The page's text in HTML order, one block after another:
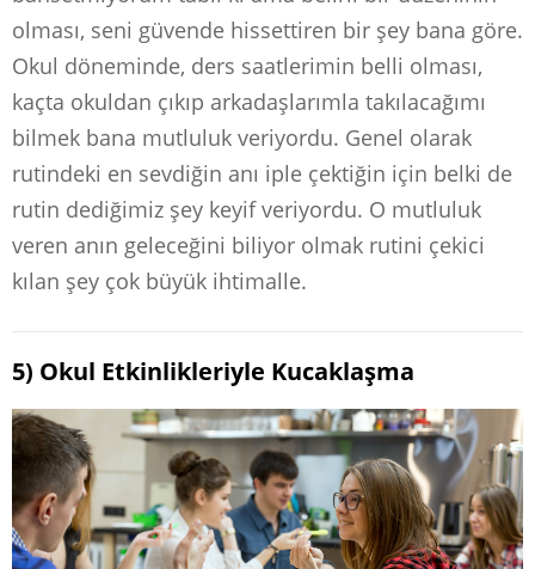
olması, seni güvende hissettiren bir şey bana göre.
Okul döneminde, ders saatlerimin belli olması,
kaçta okuldan çıkıp arkadaşlarımla takılacağımı
bilmek bana mutluluk veriyordu. Genel olarak
rutindeki en sevdiğin anı iple çektiğin için belki de
rutin dediğimiz şey keyif veriyordu. O mutluluk
veren anın geleceğini biliyor olmak rutini çekici
kılan şey çok büyük ihtimalle.
5) Okul Etkinlikleriyle Kucaklaşma